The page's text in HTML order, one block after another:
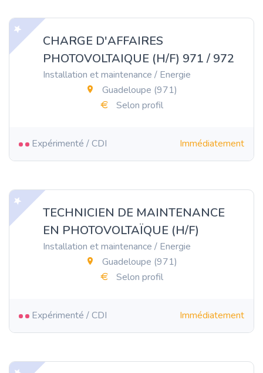
CHARGE D'AFFAIRES
PHOTOVOLTAIQUE (H/F) 971 / 972
Installation et maintenance / Energie
Guadeloupe (971)
Selon profil
Expérimenté / CDI Immédiatement
TECHNICIEN DE MAINTENANCE
EN PHOTOVOLTAÏQUE (H/F)
Installation et maintenance / Energie
Guadeloupe (971)
Selon profil
Expérimenté / CDI Immédiatement